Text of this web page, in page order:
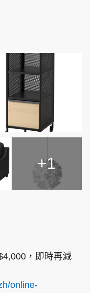
+1
，即時再減
online-